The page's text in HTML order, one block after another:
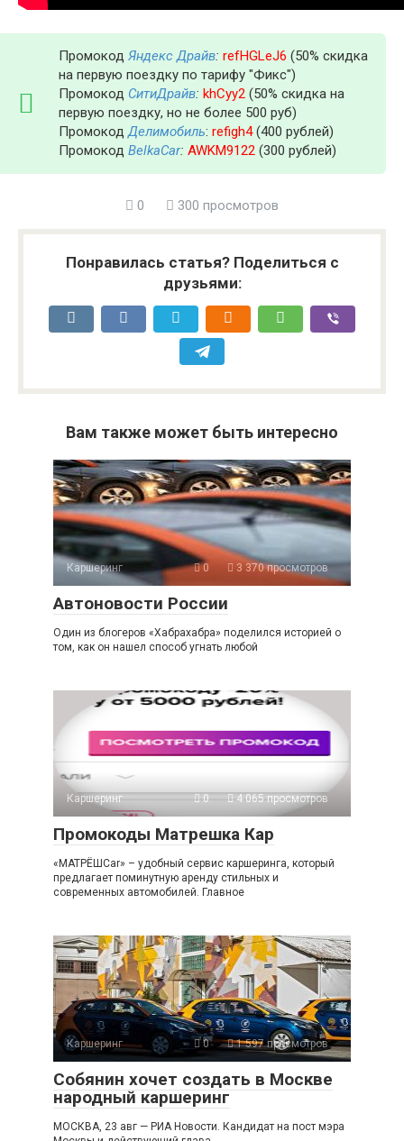
Промокод Яндекс Драйв: refHGLeJ6 (50% скидка
на первую поездку по тарифу "Фикс")
Промокод СитиДрайв: khCyy2 (50% скидка на
первую поездку, но не более 500 руб)
Промокод Делимобиль: refigh4(400 рублей)
Промокод BelkaCar: AWKM9122 (300 рублей)
0 300 просмотров
Понравилась статья? Поделиться с
друзьями:
Вам также может быть интересно
Каршеринг 0 3 370 просмотров
Автоновости России
Один из блогеров «Хабрахабра» поделился историей о
том, как он нашел способ угнать любой
Каршеринг 0 4 065 просмотров
Промокоды Матрешка Кар
«МАТРЁШCar» – удобный сервис каршеринга, который
предлагает поминутную аренду стильных и
современных автомобилей. Главное
Каршеринг 0 1 597 просмотров
Собянин хочет создать в Москве
народный каршеринг
МОСКВА, 23 авг — РИА Новости. Кандидат на пост мэра